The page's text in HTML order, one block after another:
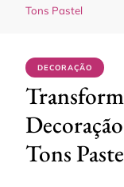
Tons Pastel
DECORAÇÃO
Tons